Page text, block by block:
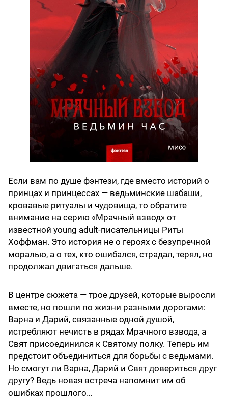
Если вам по душе фэнтези, где вместо историй о
принцах и принцессах — ведьминские шабаши,
кровавые ритуалы и чудовища, то обратите
внимание на серию «Мрачный взвод» от
известной young adult-писательницы Риты
Хоффман. Это история не о героях с безупречной
моралью, а о тех, кто ошибался, страдал, терял, но
продолжал двигаться дальше.
В центре сюжета — трое друзей, которые выросли
вместе, но пошли по жизни разными дорогами:
Варна и Дарий, связанные одной душой,
истребляют нечисть в рядах Мрачного взвода, а
Свят присоединился к Святому полку. Теперь им
предстоит объединиться для борьбы с ведьмами.
Но смогут ли Варна, Дарий и Свят довериться друг
другу? Ведь новая встреча напомнит им об
ошибках прошлого…